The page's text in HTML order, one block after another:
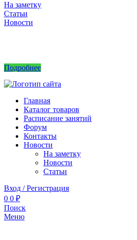
На заметку
Статьи
Новости
Подробнее
Главная
Каталог товаров
Расписание занятий
Форум
Контакты
Новости
На заметку
Новости
Статьи
Вход / Регистрация
0 0 ₽
Поиск
Меню